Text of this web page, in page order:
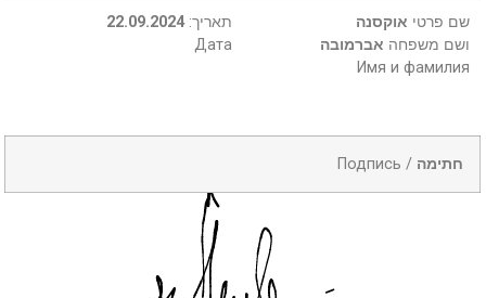
22.09.2024 :תאריך
Дата
שם פרטי אוקסנה
ושם משפחה אברמובה
Имя и фамилия
Подпись / חתימה